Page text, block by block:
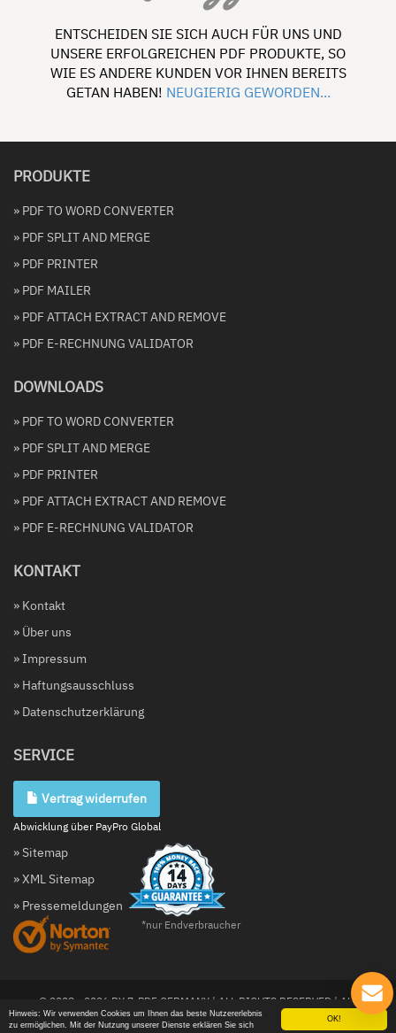
OK!
Hinweis: Wir verwenden Cookies um Ihnen das beste Nutzererlebnis
zu ermöglichen. Mit der Nutzung unserer Dienste erklären Sie sich
ENTSCHEIDEN SIE SICH AUCH FÜR UNS UND
UNSERE ERFOLGREICHEN PDF PRODUKTE, SO
WIE ES ANDERE KUNDEN VOR IHNEN BEREITS
GETAN HABEN! NEUGIERIG GEWORDEN...
PRODUKTE
» PDF TO WORD CONVERTER
» PDF SPLIT AND MERGE
» PDF PRINTER
» PDF MAILER
» PDF ATTACH EXTRACT AND REMOVE
» PDF E-RECHNUNG VALIDATOR
DOWNLOADS
» PDF TO WORD CONVERTER
» PDF SPLIT AND MERGE
» PDF PRINTER
» PDF ATTACH EXTRACT AND REMOVE
» PDF E-RECHNUNG VALIDATOR
KONTAKT
» Kontakt
» Über uns
» Impressum
» Haftungsausschluss
» Datenschutzerklärung
SERVICE
Vertrag widerrufen
Abwicklung über PayPro Global
» Sitemap
» XML Sitemap
» Pressemeldungen
*nur Endverbraucher
© 2008 - 2026 BY 7-PDF GERMANY | ALL RIGHTS RESERVED | ALL
PUBLICATION DATAS WITHOUT ANY GUARANTEE, ERRORS AND CHANGES